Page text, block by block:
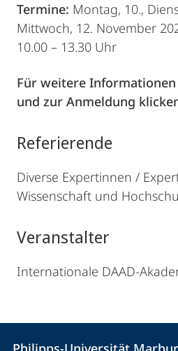
Termine: Montag, 10.,
Mittwoch, 12. November
10.00 – 13.30 Uhr
Für weitere
und zur Anmeldung
Referierende
Diverse Expertinnen /
Wissenschaft und
Veranstalter
Internationale DAAD-
Kontakt
Kontaktinformationen